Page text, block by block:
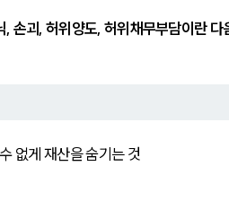
손괴, 허위양도, 허위채무부담이란 다
없게 재산을 숨기는 것